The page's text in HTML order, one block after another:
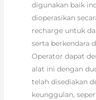
digunakan baik
dioperasikan
recharge untuk
serta berkendara
Operator dapat
alat ini dengan
telah disediakan
keunggulan,